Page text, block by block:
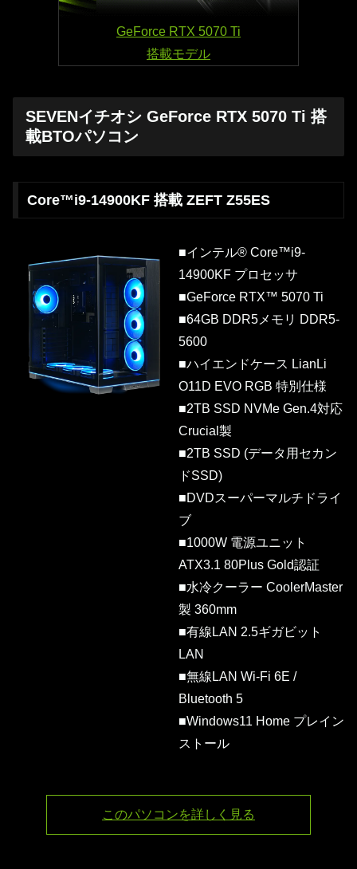
GeForce RTX 5070 Ti
搭載モデル
SEVENイチオシ GeForce RTX 5070 Ti 搭
載BTOパソコン
Core™i9-14900KF 搭載 ZEFT Z55ES
■インテル® Core™i9-
14900KF プロセッサ
■GeForce RTX™ 5070 Ti
■64GB DDR5メモリ DDR5-
5600
■ハイエンドケース LianLi
O11D EVO RGB 特別仕様
■2TB SSD NVMe Gen.4対応
Crucial製
■2TB SSD (データ用セカン
ドSSD)
■DVDスーパーマルチドライ
ブ
■1000W 電源ユニット
ATX3.1 80Plus Gold認証
■水冷クーラー CoolerMaster
製 360mm
■有線LAN 2.5ギガビット
LAN
■無線LAN Wi-Fi 6E /
Bluetooth 5
■Windows11 Home プレイン
ストール
このパソコンを詳しく見る